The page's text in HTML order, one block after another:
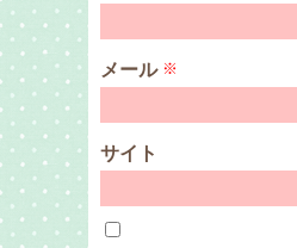
メール ※
サイト